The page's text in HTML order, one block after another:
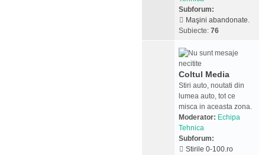
Subforum:
Maşini abandonate.
Subiecte: 76
Coltul Media
Stiri auto, noutati din
lumea auto, tot ce
misca in aceasta zona.
Moderator: Echipa
Tehnica
Subforum:
Stirile 0-100.ro